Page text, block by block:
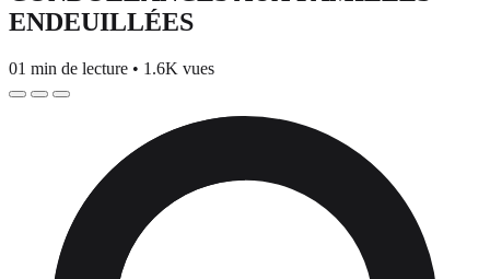
ENDEUILLÉES
01 min de lecture • 1.6K vues